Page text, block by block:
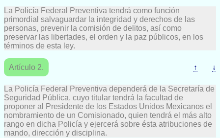
La Policía Federal Preventiva tendrá como función
primordial salvaguardar la integridad y derechos de las
personas, prevenir la comisión de delitos, así como
preservar las libertades, el orden y la paz públicos, en los
términos de esta ley.
Artículo 2. ↑ ↓
La Policía Federal Preventiva dependerá de la Secretaría de
Seguridad Pública, cuyo titular tendrá la facultad de
proponer al Presidente de los Estados Unidos Mexicanos el
nombramiento de un Comisionado, quien tendrá el más alto
rango en dicha Policía y ejercerá sobre ésta atribuciones de
mando, dirección y disciplina.